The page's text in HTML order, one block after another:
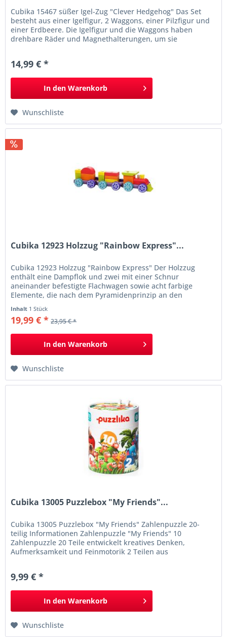
Cubika 15467 süßer Igel-Zug "Clever Hedgehog" Das Set
besteht aus einer Igelfigur, 2 Waggons, einer Pilzfigur und
einer Erdbeere. Die Igelfigur und die Waggons haben
drehbare Räder und Magnethalterungen, um sie
platzieren können. Pilz und Erdbeere haben...
14,99 € *
In den Warenkorb
Wunschliste
Cubika 12923 Holzzug "Rainbow Express"...
Cubika 12923 Holzzug "Rainbow Express" Der Holzzug
enthält eine Dampflok und zwei mit einer Schnur
aneinander befestigte Flachwagen sowie acht farbige
Elemente, die nach dem Pyramidenprinzip an den
kann Ihr Kind die Bewegung eines Zuges nachahmen.
Macht Ihr Kind mit Farben vertraut, entwickelt motorische...
Inhalt 1 Stück
19,99 € * 23,95 € *
In den Warenkorb
Wunschliste
Cubika 13005 Puzzlebox "My Friends"...
Cubika 13005 Puzzlebox "My Friends" Zahlenpuzzle 20-
teilig Informationen Zahlenpuzzle "My Friends" 10
Zahlenpuzzle 20 Teile entwickelt kreatives Denken,
Aufmerksamkeit und Feinmotorik 2 Teilen aus
Farben auf Wasserbasis hergestellt in Europa Achtung!
Nicht für Kinder...
9,99 € *
In den Warenkorb
Wunschliste